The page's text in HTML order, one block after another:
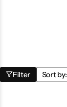
Filter Sort by: